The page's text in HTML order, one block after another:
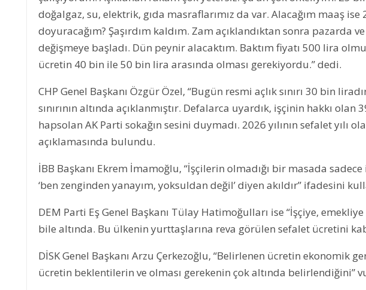
doğalgaz, su, elektrik, gıda masraflarımız da var. Alacağım maaş ise
doyuracağım? Şaşırdım kaldım. Zam açıklandıktan sonra pazarda
değişmeye başladı. Dün peynir alacaktım. Baktım fiyatı 500 lira
ücretin 40 bin ile 50 bin lira arasında olması gerekiyordu.” dedi.
CHP Genel Başkanı Özgür Özel, “Bugün resmi açlık sınırı 30 bin
sınırının altında açıklanmıştır. Defalarca uyardık, işçinin hakkı
hapsolan AK Parti sokağın sesini duymadı. 2026 yılının sefalet yılı
açıklamasında bulundu.
İBB Başkanı Ekrem İmamoğlu, “İşçilerin olmadığı bir masada
‘ben zenginden yanayım, yoksuldan değil’ diyen akıldır” ifadesini
DEM Parti Eş Genel Başkanı Tülay Hatimoğulları ise “İşçiye,
bile altında. Bu ülkenin yurttaşlarına reva görülen sefalet ücretini
DİSK Genel Başkanı Arzu Çerkezoğlu, “Belirlenen ücretin ekonomik
ücretin beklentilerin ve olması gerekenin çok altında belirlendiğini”
DENİZLER ÖLMEZ DENİZLER